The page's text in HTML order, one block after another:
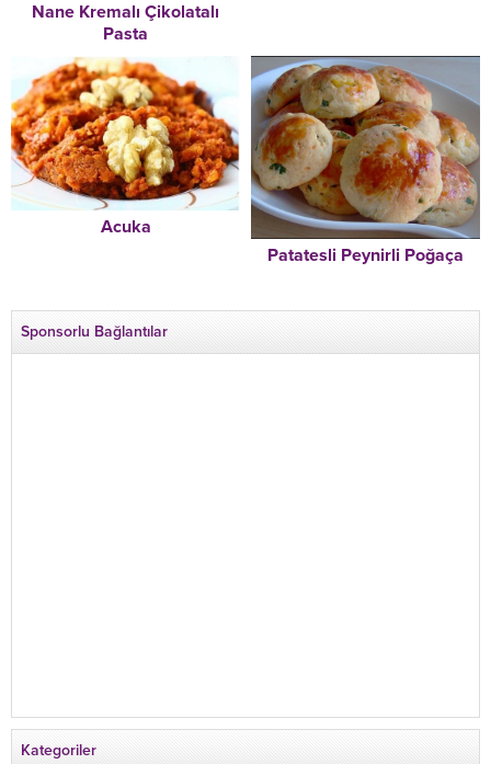
Nane Kremalı Çikolatalı
Pasta
Acuka
Patatesli Peynirli Poğaça
Sponsorlu Bağlantılar
Kategoriler